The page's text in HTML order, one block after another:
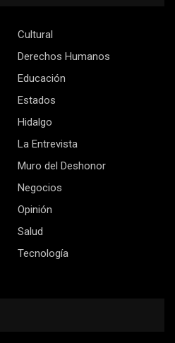
Cultural
Derechos Humanos
Educación
Estados
Hidalgo
La Entrevista
Muro del Deshonor
Negocios
Opinión
Salud
Tecnología